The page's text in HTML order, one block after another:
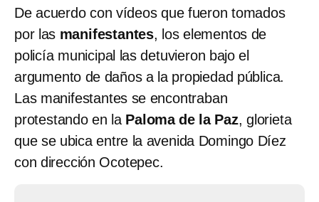
De acuerdo con vídeos que fueron tomados
por las manifestantes, los elementos de
policía municipal las detuvieron bajo el
argumento de daños a la propiedad pública.
Las manifestantes se encontraban
protestando en la Paloma de la Paz, glorieta
que se ubica entre la avenida Domingo Díez
con dirección Ocotepec.